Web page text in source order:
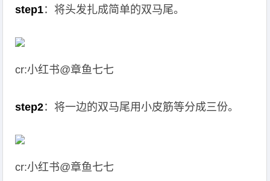
step1：将头发扎成简单的双马尾。
cr:小红书@章鱼七七
step2：将一边的双马尾用小皮筋等分成三份。
cr:小红书@章鱼七七